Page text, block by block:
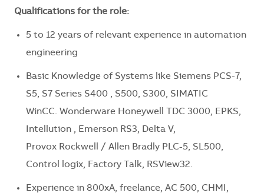
Qualifications for the role:
5 to 12 years of relevant experience in automation
engineering
Basic Knowledge of Systems like Siemens PCS-7,
S5, S7 Series S400 , S500, S300, SIMATIC
WinCC. Wonderware Honeywell TDC 3000, EPKS,
Intellution , Emerson RS3, Delta V,
Provox Rockwell / Allen Bradly PLC-5, SL500,
Control logix, Factory Talk, RSView32.
Experience in 800xA, freelance, AC 500, CHMI,